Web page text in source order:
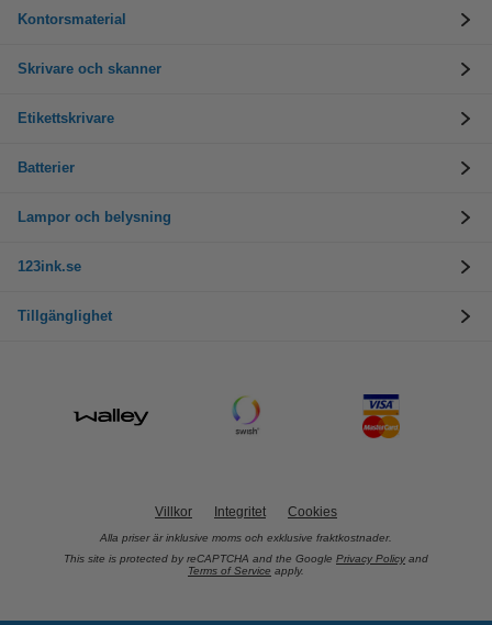
Kontorsmaterial
Skrivare och skanner
Etikettskrivare
Batterier
Lampor och belysning
123ink.se
Tillgänglighet
Villkor Integritet Cookies
Alla priser är inklusive moms och exklusive fraktkostnader.
This site is protected by reCAPTCHA and the Google Privacy Policy and
Terms of Service apply.